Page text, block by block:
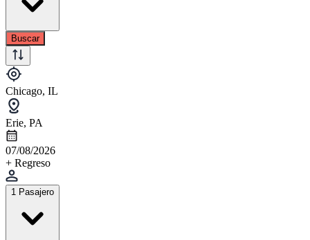
Buscar
Chicago, IL
Erie, PA
07/08/2026
+ Regreso
1 Pasajero